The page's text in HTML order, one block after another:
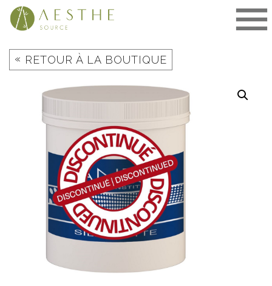
Aller
« RETOUR À LA BOUTIQUE